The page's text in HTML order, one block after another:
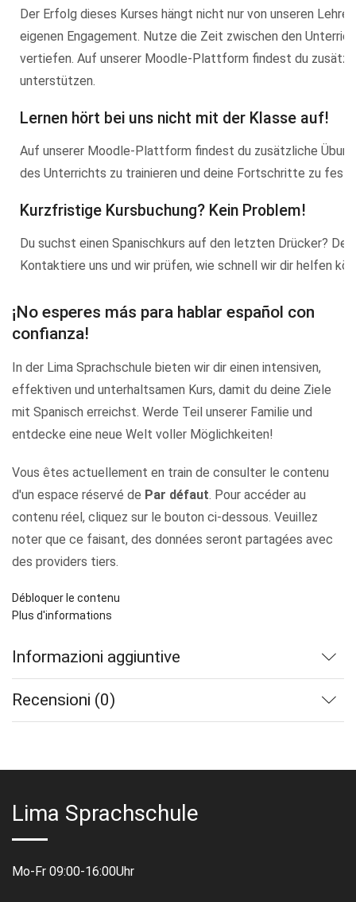
Der Erfolg dieses Kurses hängt nicht nur von unseren
eigenen Engagement. Nutze die Zeit zwischen den
vertiefen. Auf unserer Moodle-Plattform findest du
unterstützen.
Lernen hört bei uns nicht mit der Klasse auf!
Auf unserer Moodle-Plattform findest du zusätzliche
des Unterrichts zu trainieren und deine Fortschritte zu
Kurzfristige Kursbuchung? Kein Problem!
Du suchst einen Spanischkurs auf den letzten Drücker?
Kontaktiere uns und wir prüfen, wie schnell wir dir helfen
¡No esperes más para hablar español con
confianza!
In der Lima Sprachschule bieten wir dir einen intensiven,
effektiven und unterhaltsamen Kurs, damit du deine Ziele
mit Spanisch erreichst. Werde Teil unserer Familie und
entdecke eine neue Welt voller Möglichkeiten!
Vous êtes actuellement en train de consulter le contenu
d'un espace réservé de Par défaut. Pour accéder au
contenu réel, cliquez sur le bouton ci-dessous. Veuillez
noter que ce faisant, des données seront partagées avec
des providers tiers.
Débloquer le contenu
Plus d'informations
Informazioni aggiuntive
Recensioni (0)
Lima Sprachschule
Mo-Fr 09:00-16:00Uhr